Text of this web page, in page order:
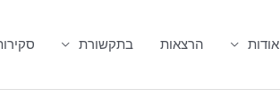
אודות הרצאות בתקשורת